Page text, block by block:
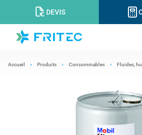
DEVIS
Accueil Produits Consommables Fluides,